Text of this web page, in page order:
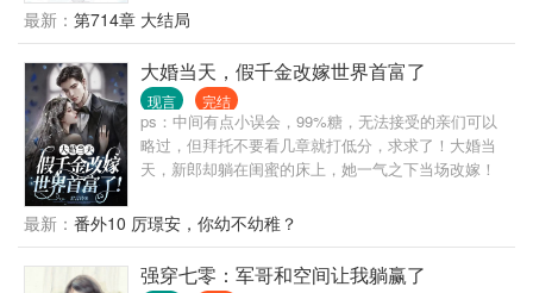
炮灰全部盯上我家的冰块脸？ 嘿嘿，不好意思领证
了，破坏军婚可是犯法的哦！ 结婚后才彻底的明白，
陆先生真的是人间理想！！！ 爆宠的一生是真香
啊！！！
生到了继姐跟自己所要玉佩的前一天，夏锦想这一世
她不会再软弱，一定要让她们付出代价。于是夏锦利
用空间在这个经济刚刚开始发展的八十年代开食肆、
办工厂，顺便斗斗极品家人。不过谁能告诉她不过就
是路边随手救个人，为什么醒来之后怎么甩也甩不掉
啊。
最新： 第714章 大结局
大婚当天，假千金改嫁世界首富了
现言 完结
ps：中间有点小误会，99%糖，无法接受的亲们可以
略过，但拜托不要看几章就打低分，求求了！大婚当
天，新郎却躺在闺蜜的床上，她一气之下当场改嫁！
她前未婚夫的小叔，还是世界首富……
最新： 番外10 厉璟安，你幼不幼稚？
强穿七零：军哥和空间让我躺赢了